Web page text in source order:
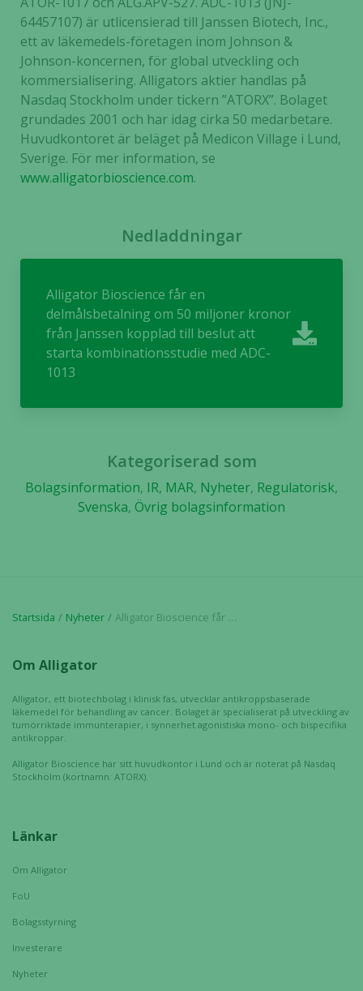
64457107) är utlicensierad till Janssen Biotech, Inc.,
ett av läkemedels-företagen inom Johnson &
Johnson-koncernen, för global utveckling och
kommersialisering. Alligators aktier handlas på
Nasdaq Stockholm under tickern ”ATORX”. Bolaget
grundades 2001 och har idag cirka 50 medarbetare.
Huvudkontoret är beläget på Medicon Village i Lund,
Sverige. För mer information, se
www.alligatorbioscience.com.
Nedladdningar
Alligator Bioscience får en
delmålsbetalning om 50 miljoner kronor
från Janssen kopplad till beslut att
starta kombinationsstudie med ADC-
1013
Kategoriserad som
Bolagsinformation, IR, MAR, Nyheter, Regulatorisk,
Svenska, Övrig bolagsinformation
Startsida Nyheter Alligator Bioscience får en delmålsbetalning om 50 miljoner kronor från Janssen kopplad till beslut att starta kombinationsstudie med ADC-1013
Om Alligator
Alligator, ett biotechbolag i klinisk fas, utvecklar antikroppsbaserade
läkemedel för behandling av cancer. Bolaget är specialiserat på utveckling av
tumörriktade immunterapier, i synnerhet agonistiska mono- och bispecifika
antikroppar.
Alligator Bioscience har sitt huvudkontor i Lund och är noterat på Nasdaq
Stockholm (kortnamn: ATORX).
Länkar
Om Alligator
FoU
Bolagsstyrning
Investerare
Nyheter
fungera.
Statistik
För att vi ska
kunna
förbättra
hemsidans
funktionalitet
används.
För att vår
hemsida ska
prestera så
under ditt
här kakorna
kommer viss
funktionalitet
Marknadsföring
surfar ökar du
chansen att få se
och erbjudanden.